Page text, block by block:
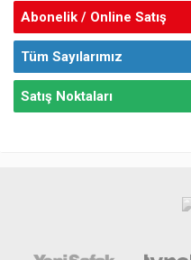
Abonelik / Online Satış
Tüm Sayılarımız
Satış Noktaları